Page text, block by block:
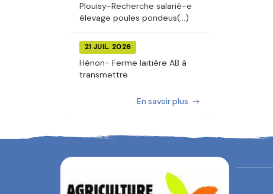
Plouisy-Recherche salarié-e
élevage poules pondeus(...)
21 JUIL. 2026
Hénon- Ferme laitière AB à
transmettre
En savoir plus